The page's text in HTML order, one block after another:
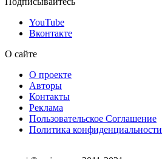
YouTube
Вконтакте
О сайте
О проекте
Авторы
Контакты
Реклама
Пользовательское Соглашение
Политика конфиденциальности